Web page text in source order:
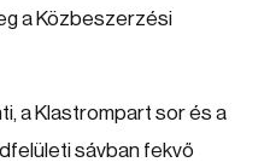
a Közbeszerzési
a Klastrompart sor és a
sávban fekvő